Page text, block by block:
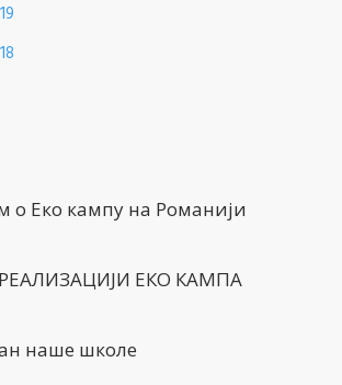
о Еко кампу на Романији
ЕКО КАМПА
наше школе